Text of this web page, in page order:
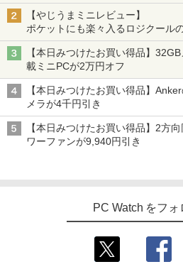
【やじうまミニレビュー】
ポケットにも楽々入るロジクール
Fold」。その気になるギミックと
【本日みつけたお買い得品】
載ミニPCが2万円オフ
【本日みつけたお買い得品】
メラが4千円引き
【本日みつけたお買い得品】2方
ワーファンが9,940円引き
PC Watch をフォ